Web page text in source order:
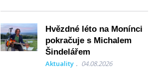
Hvězdné léto na Monínci
pokračuje s Michalem
Šindelářem
Aktuality 04.08.2026